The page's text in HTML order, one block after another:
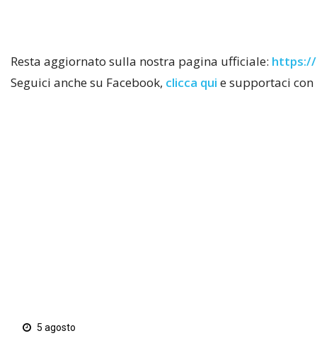
Resta aggiornato sulla nostra pagina ufficiale:
Seguici anche su Facebook, clicca qui e supportaci con
5 agosto